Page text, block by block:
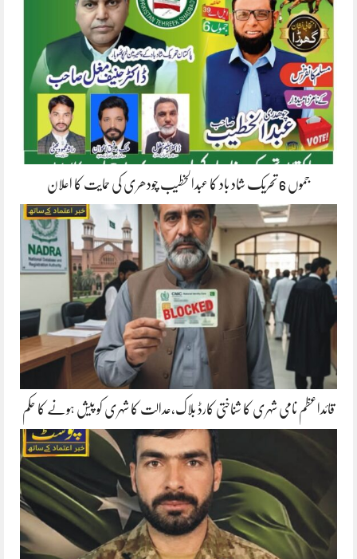
جموں 6 تحریک شاد باد کا عبدالخطیب چودھری کی حمایت کا اعلان
قائداعظم نامی شہری کا شناختی کارڈ بلاک،عدالت کا شہری کو پیش ہونے کا حکم